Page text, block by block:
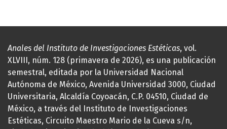
Anales del Instituto de Investigaciones Estéticas, vol.
XLVIII, núm. 128 (primavera de 2026), es una publicación
semestral, editada por la Universidad Nacional
Autónoma de México, Avenida Universidad 3000, Ciudad
Universitaria, Alcaldía Coyoacán, C.P. 04510, Ciudad de
México, a través del Instituto de Investigaciones
Estéticas, Circuito Maestro Mario de la Cueva s/n,